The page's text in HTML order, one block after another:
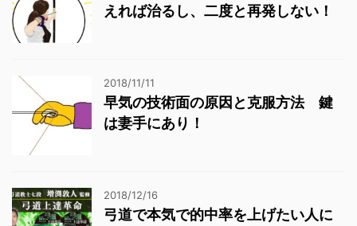
えれば治るし、二度と再発しない！
2018/11/11
早気の技術面の原因と克服方法 鍵
は妻手にあり！
2018/12/16
弓道で本気で的中率を上げたい人に